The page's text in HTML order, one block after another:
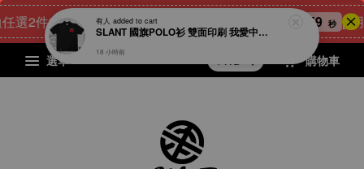
選2件900元 點我 立即購 59 秒 [8
選單 購物車
有人 added to cart
SLANT 國旗POLO衫 雙面印刷 我愛中華民國 中華民國POLO衫 短袖POLO衫 愛台灣 台灣加油 多色可選
18 小時前